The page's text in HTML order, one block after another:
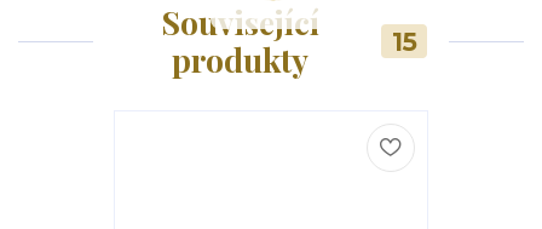
Související
produkty
15